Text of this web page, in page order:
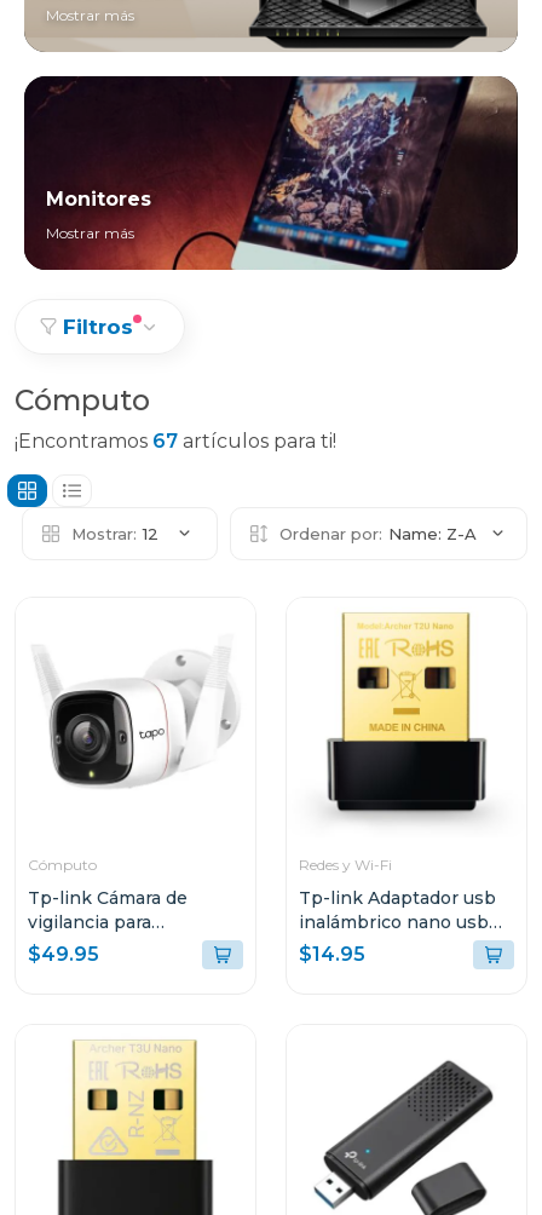
Mostrar más
Monitores
Mostrar más
Filtros
Cómputo
¡Encontramos 67 artículos para ti!
Mostrar: 12 Ordenar por: Name: Z-A
Cómputo
Tp-link Cámara de
vigilancia para
exteriores con visión
nocturna y detección ia
$49.95
Redes y Wi-Fi
Tp-link Adaptador usb
inalámbrico nano usb
de doble banda ac600
t2u nano
$14.95